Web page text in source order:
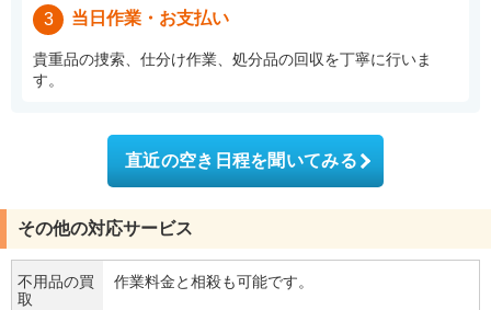
3 当日作業・お支払い
貴重品の捜索、仕分け作業、処分品の回収を丁寧に行いま
す。
直近の空き日程を聞いてみる
その他の対応サービス
不用品の買
取
作業料金と相殺も可能です。